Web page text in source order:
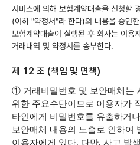
서비스에 의해 보험계약대출을 신청할
(이하 "약정서"라 한다)의 내용을 승인
보험계약대출이 실행된 후 회사는 이용
거래내역 및 약정서를 송부한다.
제 12 조 (책임 및 면책)
① 거래비밀번호 및 보안매체는
위한 주요수단이므로 이용자가
타인에게 비밀번호를 유출하거
보안매체 내용의 노출로 인하여
이용자에게 있다. 다만, 사고 발